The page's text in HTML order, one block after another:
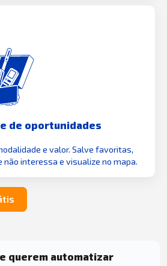
de oportunidades
e valor. Salve favoritas,
não interessa e visualize no mapa.
querem automatizar